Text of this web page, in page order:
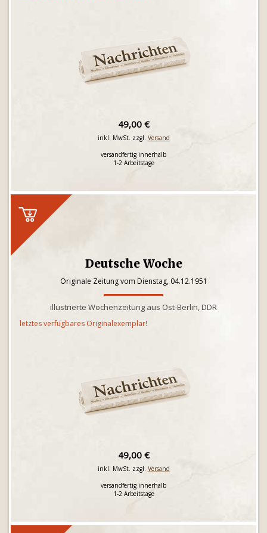
49,00 €
inkl. MwSt. zzgl. Versand
versandfertig innerhalb
1-2 Arbeitstage
Deutsche Woche
Originale Zeitung vom Dienstag, 04.12.1951
illustrierte Wochenzeitung aus Ost-Berlin, DDR
letztes verfügbares Originalexemplar!
49,00 €
inkl. MwSt. zzgl. Versand
versandfertig innerhalb
1-2 Arbeitstage